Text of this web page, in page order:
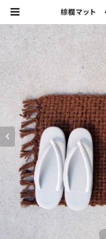
棕櫚マット